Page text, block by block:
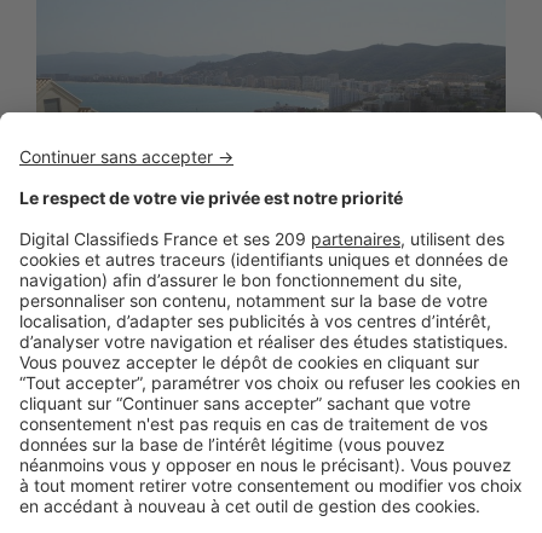
LE TEST
Le marché de la résidence secondaire
a-t-il aussi du potentiel dans le neuf ?
Quand on parle « résidence secondaire », on pense
rarement au neuf. Pourtant, ce micro-marché ne manque ...